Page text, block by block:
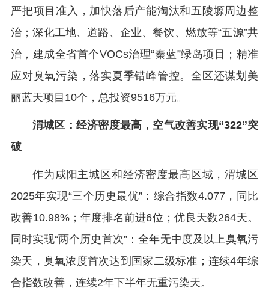
严把项目准入，加快落后产能淘汰和五陵塬周边整
治；深化工地、道路、企业、餐饮、燃放等“五源”共
治，建成全省首个VOCs治理“秦蓝”绿岛项目；精准
应对臭氧污染，落实夏季错峰管控。全区还谋划美
丽蓝天项目10个，总投资9516万元。
渭城区：经济密度最高，空气改善实现“322”突
破
作为咸阳主城区和经济密度最高区域，渭城区
2025年实现“三个历史最优”：综合指数4.077，同比
改善10.98%；年度排名前进6位；优良天数264天。
同时实现“两个历史首次”：全年无中度及以上臭氧污
染天，臭氧浓度首次达到国家二级标准；连续4年综
合指数改善，连续2年下半年无重污染天。